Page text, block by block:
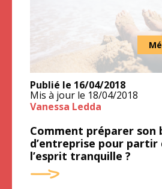
Publié le 16/04/2018
Mis à jour le 18/04/2018
Vanessa Ledda
Comment préparer son
d’entreprise pour partir
l’esprit tranquille ?